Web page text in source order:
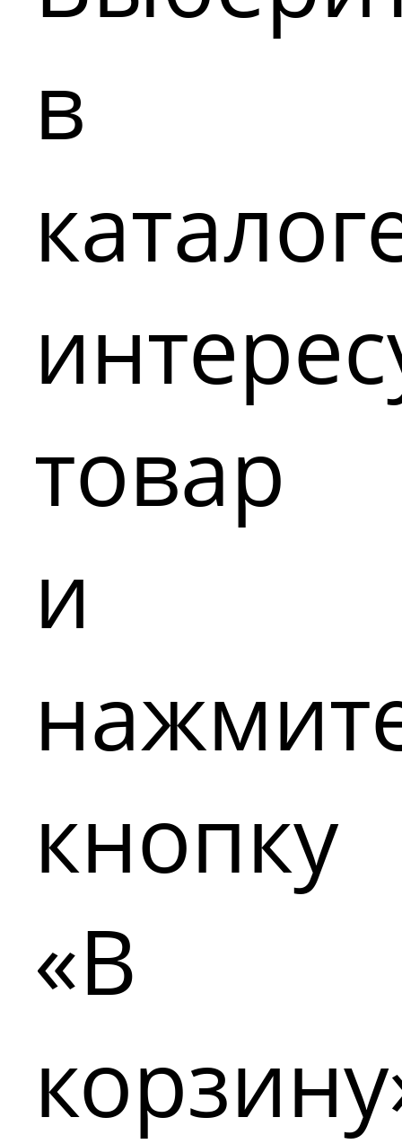
в
товар
и
кнопку
«В